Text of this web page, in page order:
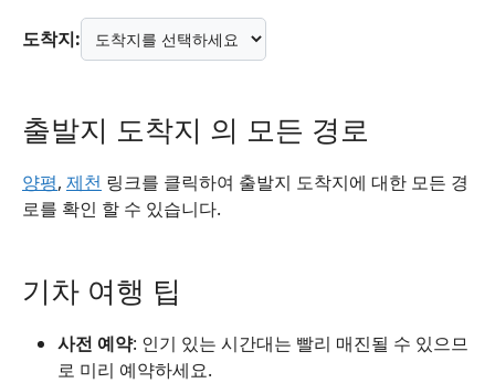
도착지:
출발지 도착지 의 모든 경로
양평, 제천 링크를 클릭하여 출발지 도착지에 대한 모든 경
로를 확인 할 수 있습니다.
기차 여행 팁
사전 예약: 인기 있는 시간대는 빨리 매진될 수 있으므
로 미리 예약하세요.